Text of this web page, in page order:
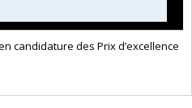
candidature des Prix d’excellence